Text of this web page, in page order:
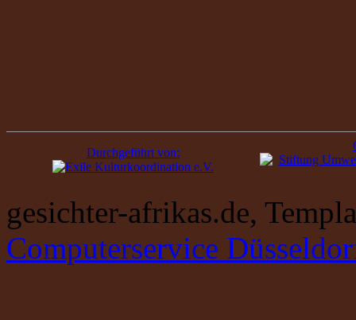
Durchgeführt von:
gesichter-afrikas.de,
Computerservice